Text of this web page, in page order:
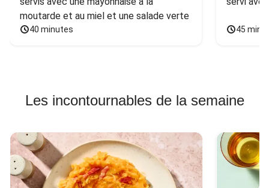
moutarde et au miel et une salade verte
40 minutes 45
Les incontournables de la semaine